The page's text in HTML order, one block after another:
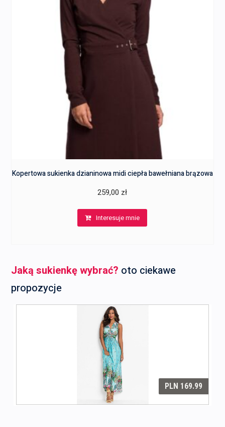
Kopertowa sukienka dzianinowa midi ciepła bawełniana brązowa
259,00 zł
Interesuje mnie
Jaką sukienkę wybrać? oto ciekawe
propozycje